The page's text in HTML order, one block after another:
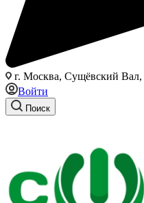
г. Москва, Сущёвский Вал,
Войти
Поиск